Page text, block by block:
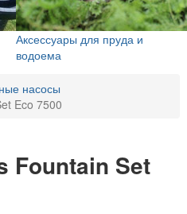
Аксессуары для пруда и
водоема
насосы
Eco 7500
Fountain Set